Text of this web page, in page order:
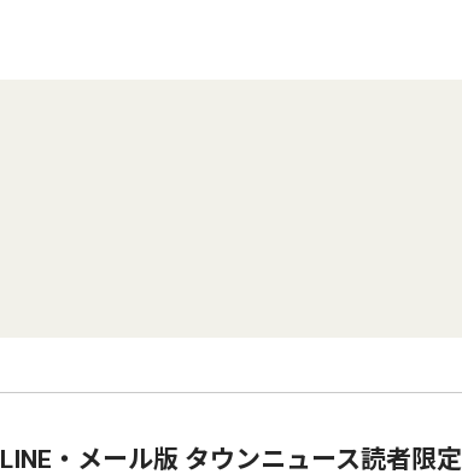
LINE・メール版 タウンニュース読者限定